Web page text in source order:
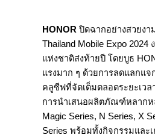
HONOR ปิดฉากอย่างสวยงา
Thailand Mobile Expo
แห่งชาติส่งท้ายปี โดยบูธ
แรงมาก ๆ ด้วยการลดแลกแ
คลูซีฟที่จัดเต็มตลอดระยะเว
การนำเสนอผลิตภัณฑ์หลาก
Magic Series, N Series, X
Series พร้อมทั้งกิจกรรมและ